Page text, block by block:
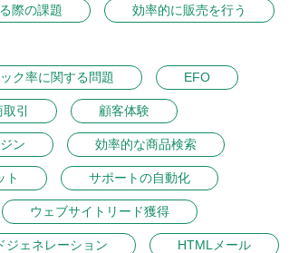
際の課題 効率的に販売を行う
ク率に関する問題 EFO
引 顧客体験
ン 効率的な商品検索
ト サポートの自動化
ウェブサイトリード獲得
ジェネレーション HTMLメール